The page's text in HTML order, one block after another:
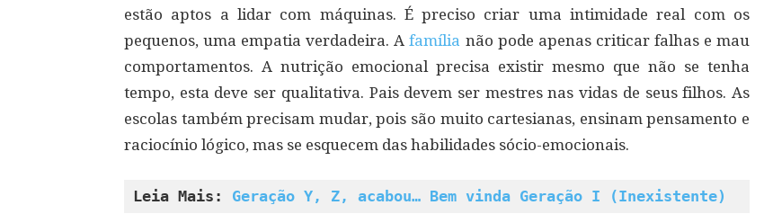
estão aptos a lidar com máquinas. É preciso criar uma intimidade real com os
pequenos, uma empatia verdadeira. Afamília não pode apenas criticar falhas e mau
comportamentos. A nutrição emocional precisa existir mesmo que não se tenha
tempo, esta deve ser qualitativa. Pais devem ser mestres nas vidas de seus filhos. As
escolas também precisam mudar, pois são muito cartesianas, ensinam pensamento e
raciocínio lógico, mas se esquecem das habilidades sócio-emocionais.
Leia Mais: Geração Y, Z, acabou… Bem vinda Geração I (Inexistente)